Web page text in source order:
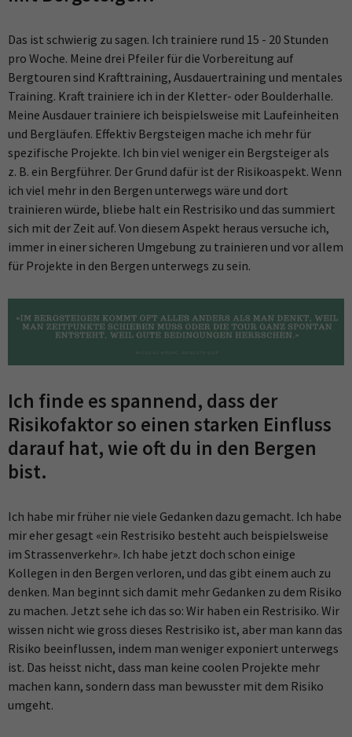
Das ist schwierig zu sagen. Ich trainiere rund 15 - 20 Stunden
pro Woche. Meine drei Pfeiler für die Vorbereitung auf
Bergtouren sind Krafttraining, Ausdauertraining und mentales
Training. Kraft trainiere ich in der Kletter- oder Boulderhalle.
Meine Ausdauer trainiere ich beispielsweise mit Laufeinheiten
und Bergläufen. Effektiv Bergsteigen mache ich mehr für
spezifische Projekte. Ich bin viel weniger ein Bergsteiger als
z. B. ein Bergführer. Der Grund dafür ist der Risikoaspekt. Wenn
ich viel mehr in den Bergen unterwegs wäre und dort
trainieren würde, bliebe halt ein Restrisiko und das summiert
sich mit der Zeit auf. Von diesem Aspekt heraus versuche ich,
immer in einer sicheren Umgebung zu trainieren und vor allem
für Projekte in den Bergen unterwegs zu sein.
Ich finde es spannend, dass der
Risikofaktor so einen starken Einfluss
darauf hat, wie oft du in den Bergen
bist.
Ich habe mir früher nie viele Gedanken dazu gemacht. Ich habe
mir eher gesagt «ein Restrisiko besteht auch beispielsweise
im Strassenverkehr». Ich habe jetzt doch schon einige
Kollegen in den Bergen verloren, und das gibt einem auch zu
denken. Man beginnt sich damit mehr Gedanken zu dem Risiko
zu machen. Jetzt sehe ich das so: Wir haben ein Restrisiko. Wir
wissen nicht wie gross dieses Restrisiko ist, aber man kann das
Risiko beeinflussen, indem man weniger exponiert unterwegs
ist. Das heisst nicht, dass man keine coolen Projekte mehr
machen kann, sondern dass man bewusster mit dem Risiko
umgeht.